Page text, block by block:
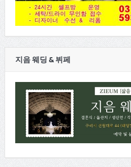
지음 웨딩 & 뷔페